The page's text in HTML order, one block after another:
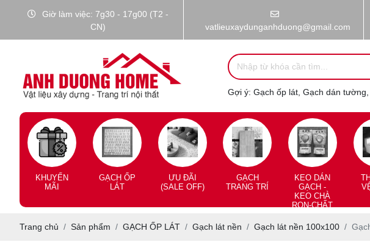
Giờ làm việc: 7g30 - 17g00 (T2 -
CN)
vatlieuxaydunganhduong@gmail.com
Gợi ý: Gạch ốp lát, Gạch dán
KHUYẾN
MÃI
GẠCH ỐP
LÁT
ƯU ĐÃI
(SALE OFF)
GẠCH
TRANG TRÍ
KEO DÁN
GẠCH -
KEO CHÀ
RON-CHẤT
THẤM
Trang chủ Sản phẩm GẠCH ỐP LÁT Gạch lát nền Gạch lát nền 100x100